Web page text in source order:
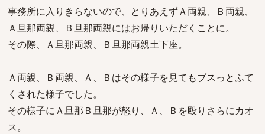
事務所に入りきらないので、とりあえずＡ両親、Ｂ両親、
Ａ旦那両親、Ｂ旦那両親にはお帰りいただくことに。
その際、Ａ旦那両親、Ｂ旦那両親土下座。
Ａ両親、Ｂ両親、Ａ、Ｂはその様子を見てもブスっとふて
くされた様子でした。
その様子にＡ旦那Ｂ旦那が怒り、Ａ、Ｂを殴りさらにカオ
ス。